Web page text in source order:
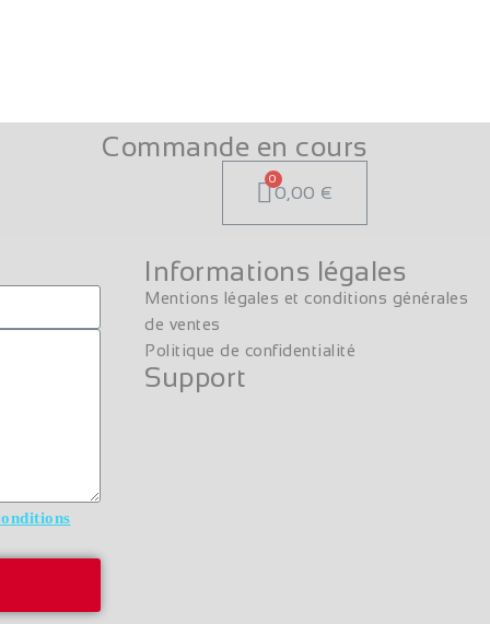
Commande en cours
0,00 €
Informations légales
Mentions légales et conditions générales
de ventes
Politique de confidentialité
Support